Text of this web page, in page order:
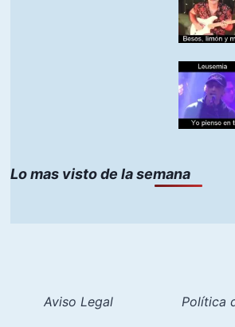
Lo mas visto de la semana
Aviso Legal Política